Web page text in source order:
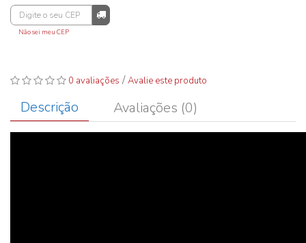
Não sei meu CEP
0 avaliações /Avalie este produto
Descrição Avaliações (0)